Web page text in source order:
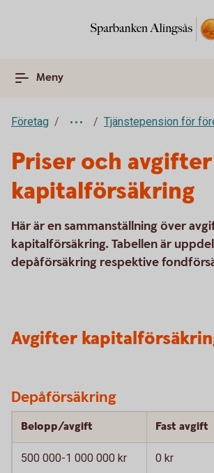
Meny
Företag Tjänstepension för
Priser och
kapitalförsäkring
Här är en sammanställning över
kapitalförsäkring. Tabellen är
depåförsäkring respektive
Avgifter
Depåförsäkring
Belopp/avgift Fast avgift
500 000-1 000 000 kr 0 kr